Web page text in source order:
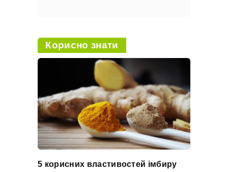
Корисно знати
5 корисних властивостей імбиру